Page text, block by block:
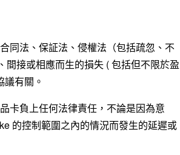
同法、保証法、侵權法（包括疏忽、不
接或相應而生的損失 ( 包括但不限於盈
有關。
卡負上任何法律責任，不論是因為意
的控制範圍之內的情況而發生的延遲或